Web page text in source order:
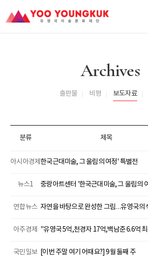
Archives
출판물 비평 보도자료
분류 제목
아시아경제한국근대미술, 그 울림의 여정' 특별전
뉴스1
연합뉴스
아주경제
국민일보 [이번 주말 여기 어때요?] 9월 둘째 주